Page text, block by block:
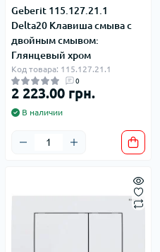
Geberit 115.127.21.1
Delta20 Клавиша смыва с
двойным смывом:
Глянцевый хром
Код товара: 115.127.21.1
0
2 223.00 грн.
В наличии